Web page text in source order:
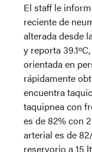
El staff le
reciente de
alterada desde
y reporta
orientada en
rápidamente
encuentra
taquipnea con
es de 82% con
arterial es de
reservorio a 15